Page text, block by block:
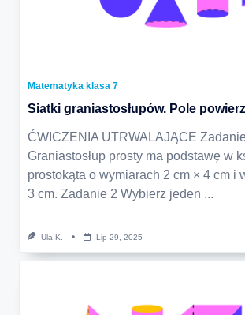
Matematyka klasa 7
Siatki graniastosłupów. Pole
ĆWICZENIA UTRWALAJĄCE
Graniastosłup prosty ma podstawę w
prostokąta o wymiarach 2 cm × 4 cm i
3 cm. Zadanie 2 Wybierz jeden ...
Ula K. Lip 29, 2025